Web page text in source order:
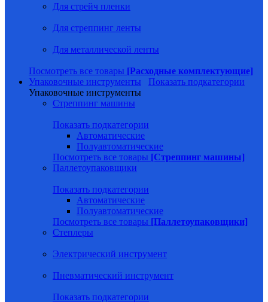
Для стрейч пленки
Для стреппинг ленты
Для металлической ленты
Посмотреть все товары [Расходные комплектующие]
Упаковочные инструменты
Показать подкатегории
Упаковочные инструменты
Стреппинг машины
Показать подкатегории
Автоматические
Полуавтоматические
Посмотреть все товары [Стреппинг машины]
Паллетоупаковщики
Показать подкатегории
Автоматические
Полуавтоматические
Посмотреть все товары [Паллетоупаковщики]
Степлеры
Электрический инструмент
Пневматический инструмент
Показать подкатегории